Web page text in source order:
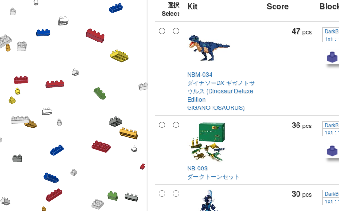
選択
Select
Kit Score
NBM-034
ダイナソーDX ギガノトサ
ウルス (Dinosaur Deluxe
Edition
GIGANOTOSAURUS)
47 pcs
1x1 :
NB-003
ダークトーンセット
36 pcs
1x1 :
30 pcs
1x1 :